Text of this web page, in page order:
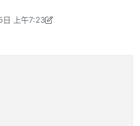
日 上午7:23
2018年9月25日 下午3:29